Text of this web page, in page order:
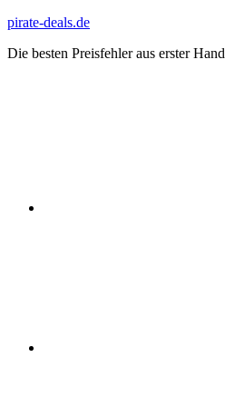
Zum
springen
pirate-deals.de
Die besten Preisfehler aus erster Hand